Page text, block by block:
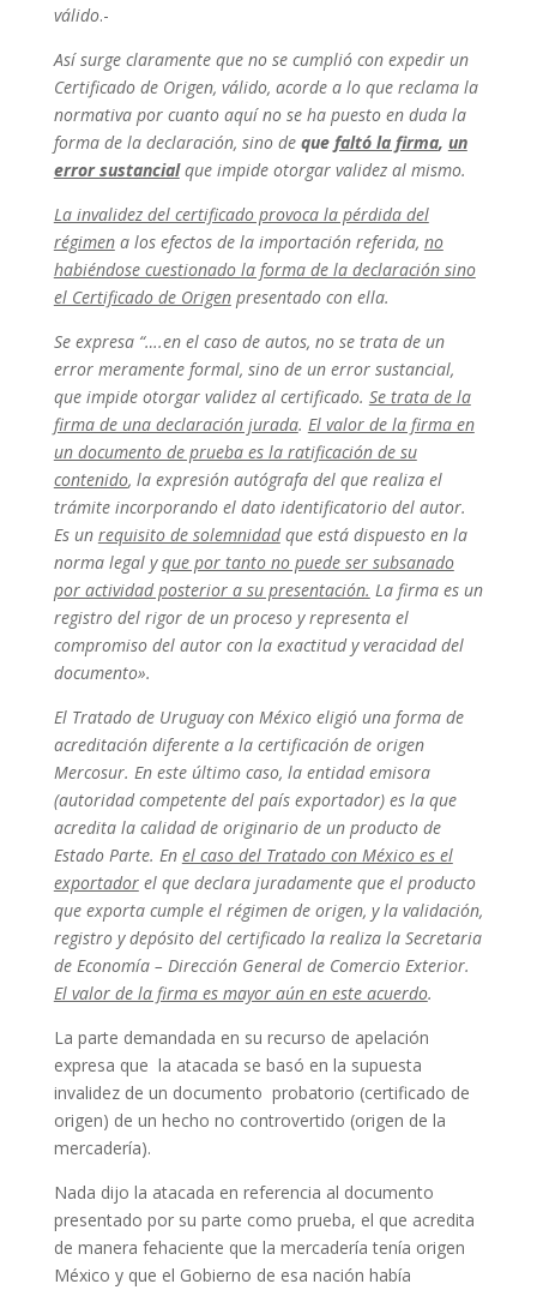
válido.-
Así surge claramente que no se cumplió con expedir un
Certificado de Origen, válido, acorde a lo que reclama la
normativa por cuanto aquí no se ha puesto en duda la
forma de la declaración, sino de que faltó la firma, un
error sustancialque impide otorgar validez al mismo.
La invalidez del certificado provoca la pérdida del
régimen a los efectos de la importación referida, no
habiéndose cuestionado la forma de la declaración sino
el Certificado de Origenpresentado con ella.
Se expresa “….en el caso de autos, no se trata de un
error meramente formal, sino de un error sustancial,
que impide otorgar validez al certificado. Se trata de la
firma de una declaración jurada. El valor de la firma en
un documento de prueba es la ratificación de su
contenido, la expresión autógrafa del que realiza el
trámite incorporando el dato identificatorio del autor.
Es un requisito de solemnidadque está dispuesto en la
norma legal yque por tanto no puede ser subsanado
por actividad posterior a su presentación. La firma es un
registro del rigor de un proceso y representa el
compromiso del autor con la exactitud y veracidad del
documento».
El Tratado de Uruguay con México eligió una forma de
acreditación diferente a la certificación de origen
Mercosur. En este último caso, la entidad emisora
(autoridad competente del país exportador) es la que
acredita la calidad de originario de un producto de
Estado Parte. En el caso del Tratado con México es el
exportadorel que declara juradamente que el producto
que exporta cumple el régimen de origen, y la validación,
registro y depósito del certificado la realiza la Secretaria
de Economía – Dirección General de Comercio Exterior.
El valor de la firma es mayor aún en este acuerdo.
La parte demandada en su recurso de apelación
expresa que la atacada se basó en la supuesta
invalidez de un documento probatorio (certificado de
origen) de un hecho no controvertido (origen de la
mercadería).
Nada dijo la atacada en referencia al documento
presentado por su parte como prueba, el que acredita
de manera fehaciente que la mercadería tenía origen
México y que el Gobierno de esa nación había